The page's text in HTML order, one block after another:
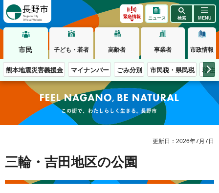
緊急情報 ニュース 検索 MENU
市民 子ども・若者 高齢者 事業者 市政情報
熊本地震災害義援金 マイナンバー ごみ分別 市民税・県民税 移住
この街で、わたしらしく生きる。長野市
更新日：2026年7月7日
三輪・吉田地区の公園